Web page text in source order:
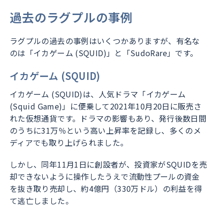
過去のラグプルの事例
ラグプルの過去の事例はいくつかありますが、有名な
のは「イカゲーム (SQUID)」と「SudoRare」です。
イカゲーム (SQUID)
イカゲーム (SQUID)は、人気ドラマ「イカゲーム
(Squid Game)」に便乗して2021年10月20日に販売さ
れた仮想通貨です。ドラマの影響もあり、発行後数日間
のうちに31万％という高い上昇率を記録し、多くのメ
ディアでも取り上げられました。
しかし、同年11月1日に創設者が、投資家がSQUIDを売
却できないように操作したうえで流動性プールの資金
を抜き取り売却し、約4億円（330万ドル）の利益を得
て逃亡しました。